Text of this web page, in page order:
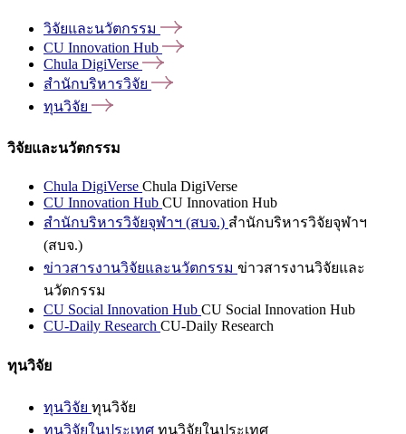
วิจัยและนวัตกรรม
CU Innovation Hub
Chula DigiVerse
สำนักบริหารวิจัย
ทุนวิจัย
วิจัยและนวัตกรรม
Chula DigiVerse Chula DigiVerse
CU Innovation Hub CU Innovation Hub
สำนักบริหารวิจัยจุฬาฯ (สบจ.) สำนักบริหารวิจัยจุฬาฯ
(สบจ.)
ข่าวสารงานวิจัยและนวัตกรรม ข่าวสารงานวิจัยและ
นวัตกรรม
CU Social Innovation Hub CU Social Innovation Hub
CU-Daily Research CU-Daily Research
ทุนวิจัย
ทุนวิจัย ทุนวิจัย
ทุนวิจัยในประเทศ ทุนวิจัยในประเทศ